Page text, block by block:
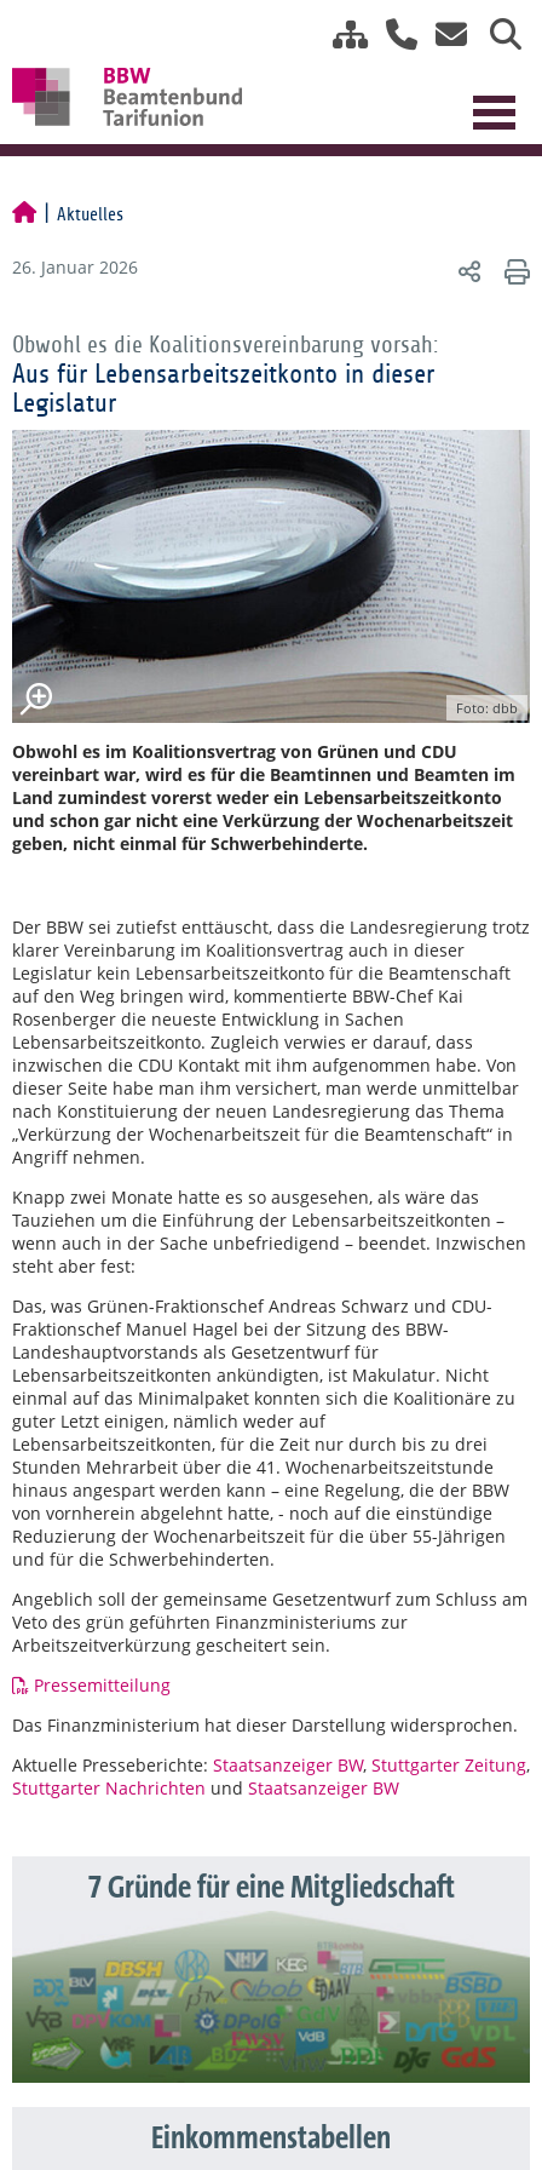
Aktuelles
26. Januar 2026
Obwohl es die Koalitionsvereinbarung vorsah:
Aus für Lebensarbeitszeitkonto in dieser
Legislatur
Foto: dbb
Obwohl es im Koalitionsvertrag von Grünen und CDU
vereinbart war, wird es für die Beamtinnen und Beamten im
Land zumindest vorerst weder ein Lebensarbeitszeitkonto
und schon gar nicht eine Verkürzung der Wochenarbeitszeit
geben, nicht einmal für Schwerbehinderte.
Der BBW sei zutiefst enttäuscht, dass die Landesregierung trotz
klarer Vereinbarung im Koalitionsvertrag auch in dieser
Legislatur kein Lebensarbeitszeitkonto für die Beamtenschaft
auf den Weg bringen wird, kommentierte BBW-Chef Kai
Rosenberger die neueste Entwicklung in Sachen
Lebensarbeitszeitkonto. Zugleich verwies er darauf, dass
inzwischen die CDU Kontakt mit ihm aufgenommen habe. Von
dieser Seite habe man ihm versichert, man werde unmittelbar
nach Konstituierung der neuen Landesregierung das Thema
„Verkürzung der Wochenarbeitszeit für die Beamtenschaft“ in
Angriff nehmen.
Knapp zwei Monate hatte es so ausgesehen, als wäre das
Tauziehen um die Einführung der Lebensarbeitszeitkonten –
wenn auch in der Sache unbefriedigend – beendet. Inzwischen
steht aber fest:
Das, was Grünen-Fraktionschef Andreas Schwarz und CDU-
Fraktionschef Manuel Hagel bei der Sitzung des BBW-
Landeshauptvorstands als Gesetzentwurf für
Lebensarbeitszeitkonten ankündigten, ist Makulatur. Nicht
einmal auf das Minimalpaket konnten sich die Koalitionäre zu
guter Letzt einigen, nämlich weder auf
Lebensarbeitszeitkonten, für die Zeit nur durch bis zu drei
Stunden Mehrarbeit über die 41. Wochenarbeitszeitstunde
hinaus angespart werden kann – eine Regelung, die der BBW
von vornherein abgelehnt hatte, - noch auf die einstündige
Reduzierung der Wochenarbeitszeit für die über 55-Jährigen
und für die Schwerbehinderten.
Angeblich soll der gemeinsame Gesetzentwurf zum Schluss am
Veto des grün geführten Finanzministeriums zur
Arbeitszeitverkürzung gescheitert sein.
Pressemitteilung
Das Finanzministerium hat dieser Darstellung widersprochen.
Aktuelle Presseberichte: Staatsanzeiger BW, Stuttgarter Zeitung,
Stuttgarter Nachrichten und Staatsanzeiger BW
7 Gründe für eine Mitgliedschaft
Einkommenstabellen